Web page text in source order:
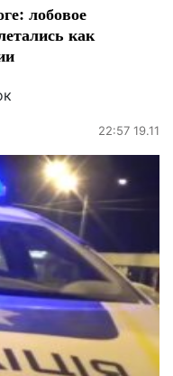
лобовое
как
22:57 19.11